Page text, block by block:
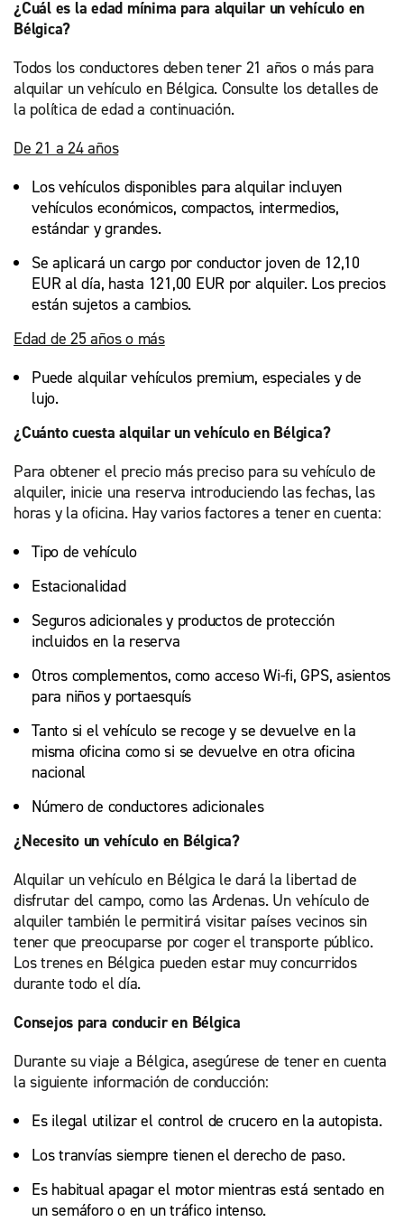
¿Cuál es la edad mínima para alquilar un vehículo en
Bélgica?
Todos los conductores deben tener 21 años o más para
alquilar un vehículo en Bélgica. Consulte los detalles de
la política de edad a continuación.
De 21 a 24 años
Los vehículos disponibles para alquilar incluyen
vehículos económicos, compactos, intermedios,
estándar y grandes.
Se aplicará un cargo por conductor joven de 12,10
EUR al día, hasta 121,00 EUR por alquiler. Los precios
están sujetos a cambios.
Edad de 25 años o más
Puede alquilar vehículos premium, especiales y de
lujo.
¿Cuánto cuesta alquilar un vehículo en Bélgica?
Para obtener el precio más preciso para su vehículo de
alquiler, inicie una reserva introduciendo las fechas, las
horas y la oficina. Hay varios factores a tener en cuenta:
Tipo de vehículo
Estacionalidad
Seguros adicionales y productos de protección
incluidos en la reserva
Otros complementos, como acceso Wi-fi, GPS, asientos
para niños y portaesquís
Tanto si el vehículo se recoge y se devuelve en la
misma oficina como si se devuelve en otra oficina
nacional
Número de conductores adicionales
¿Necesito un vehículo en Bélgica?
Alquilar un vehículo en Bélgica le dará la libertad de
disfrutar del campo, como las Ardenas. Un vehículo de
alquiler también le permitirá visitar países vecinos sin
tener que preocuparse por coger el transporte público.
Los trenes en Bélgica pueden estar muy concurridos
durante todo el día.
Consejos para conducir en Bélgica
Durante su viaje a Bélgica, asegúrese de tener en cuenta
la siguiente información de conducción:
Es ilegal utilizar el control de crucero en la autopista.
Los tranvías siempre tienen el derecho de paso.
Es habitual apagar el motor mientras está sentado en
un semáforo o en un tráfico intenso.